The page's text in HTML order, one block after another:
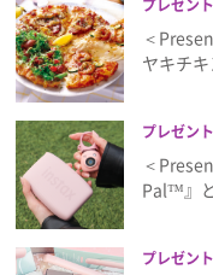
プレゼント
＜
ヤキチ
プレゼント
＜
Pal™』
プレゼント